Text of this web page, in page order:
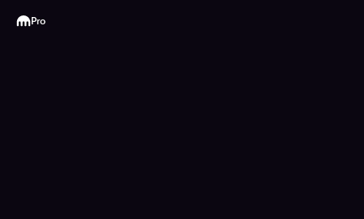
Kraken
Pro